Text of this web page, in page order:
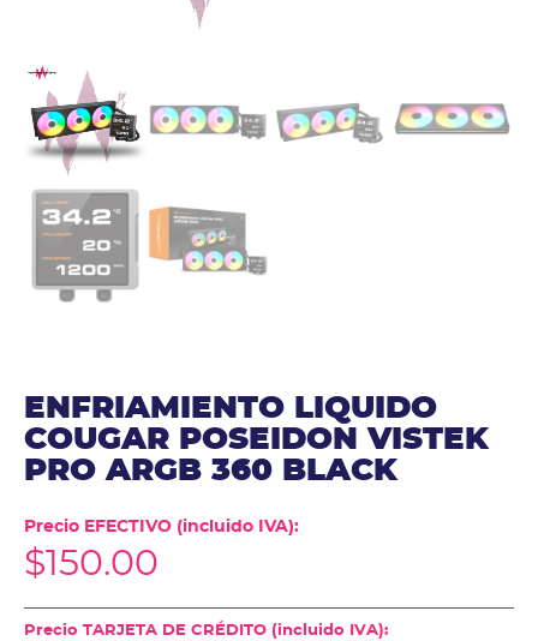
ENFRIAMIENTO LIQUIDO
COUGAR POSEIDON VISTEK
PRO ARGB 360 BLACK
Precio EFECTIVO (incluido IVA):
$150.00
Precio TARJETA DE CRÉDITO (incluido IVA):